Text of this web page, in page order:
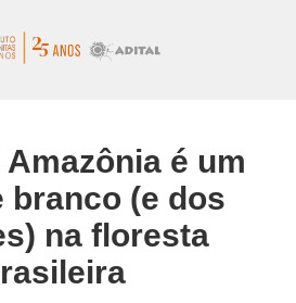
é um
branco (e dos
na floresta